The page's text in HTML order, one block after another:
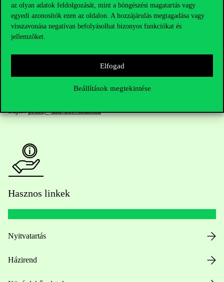
az olyan adatok feldolgozását, mint a böngészési magatartás vagy
egyedi azonosítók ezen az oldalon. A hozzájárulás megtagadása vagy
visszavonása negatívan befolyásolhat bizonyos funkciókat és
jellemzőket.
Elfogad
Beállítások megtekintése
Telefonszám:+36 1 482 5000
Kérdésed van a felvételivel kapcsolatban?
HUB jelenlegi hallgatóinknak
Sajtó:press@uni-corvinus.hu
Hasznos linkek
Nyitvatartás
Házirend